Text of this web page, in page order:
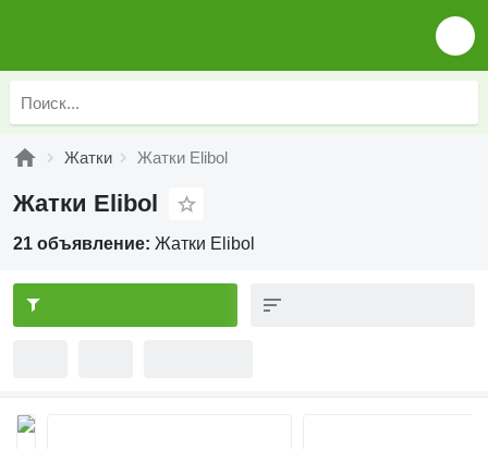
Жатки Жатки Elibol
Жатки Elibol
21 объявление: Жатки Elibol